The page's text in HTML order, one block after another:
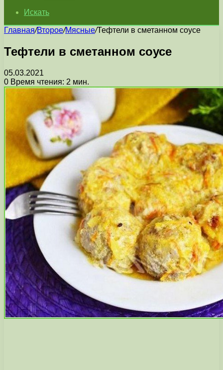
Искать
Главная/Второе/Мясные/Тефтели в сметанном соусе
Тефтели в сметанном соусе
05.03.2021
0 Время чтения: 2 мин.